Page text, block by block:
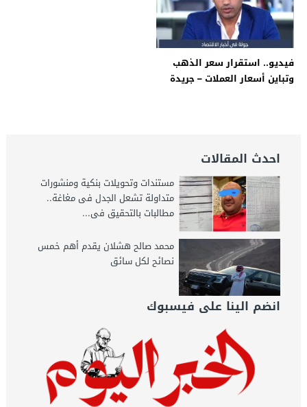
فيديو.. استقرار سعر الذهب
وتباين أسعار العملات – جريدة
احدث المقالات
مستندات وتحويلات بنكية ومنشورات
متداولة تشعل الجدل فى مغاغة..
مطالبات بالتحقيق فى...
محمد صالح هشلان يقدم أهم خمس
نصائح لكل سائق
انضم الينا على فيسبوك